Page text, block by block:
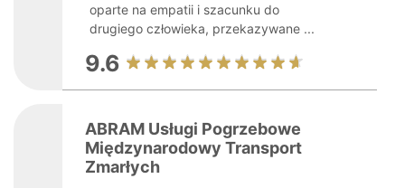
oparte na empatii i szacunku do
drugiego człowieka, przekazywane ...
9.6
ABRAM Usługi Pogrzebowe
Międzynarodowy Transport
Zmarłych